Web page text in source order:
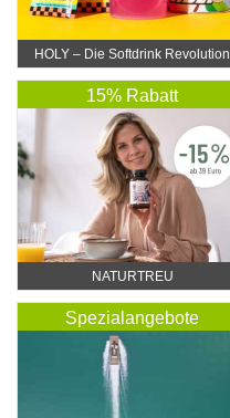
HOLY – Die Softdrink Revolution
15% Rabatt
NATURTREU
Spezialangebote